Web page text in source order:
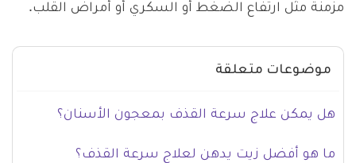
مزمنة مثل ارتفاع الضغط أو السكري أو أمراض القلب.
موضوعات متعلقة
هل يمكن علاج سرعة القذف بمعجون الأسنان؟
ما هو أفضل زيت يدهن لعلاج سرعة القذف؟